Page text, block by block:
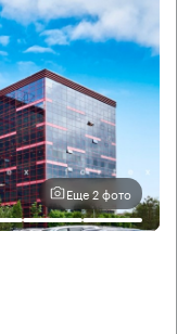
Еще 2 фото